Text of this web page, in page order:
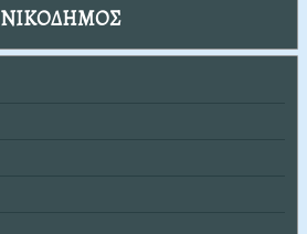
ΝΙΚΟΔΗΜΟΣ